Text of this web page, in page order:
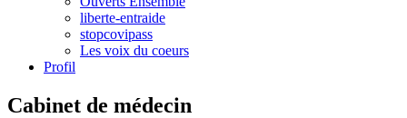
liberte-entraide
stopcovipass
Les voix du coeurs
Profil
Cabinet de médecin